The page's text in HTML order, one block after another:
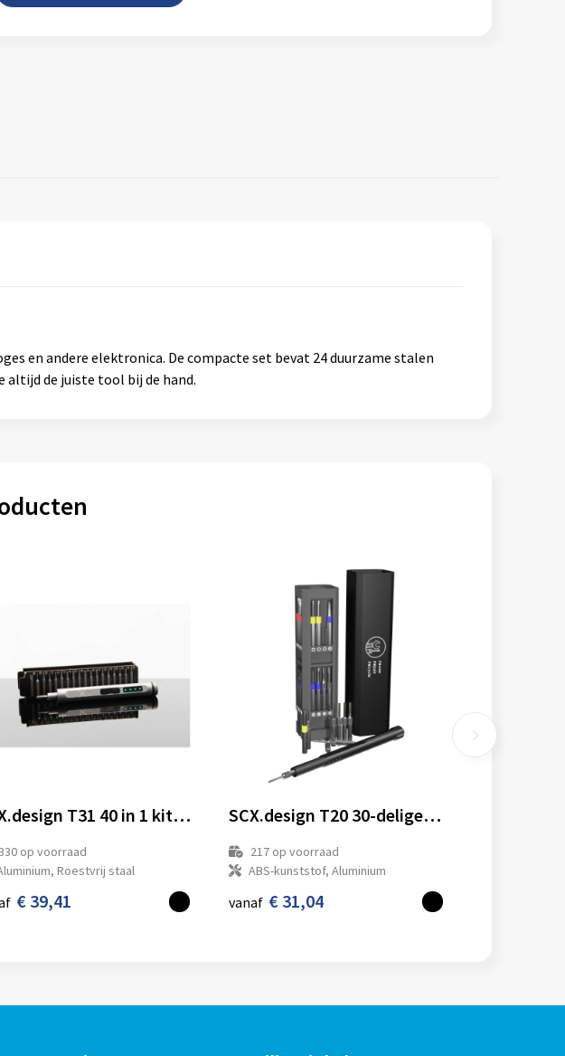
en andere elektronica. De compacte set bevat 24 duurzame stalen
altijd de juiste tool bij de hand.
SCX.design T31 40 in 1 kit met elektrische schroevendraaier
op voorraad
Roestvrij staal
€ 39,41
SCX.design T20 30-delige schroevendraaier- en reparatieset in aluminium koffer
217 op voorraad
ABS-kunststof, Aluminium
vanaf € 31,04